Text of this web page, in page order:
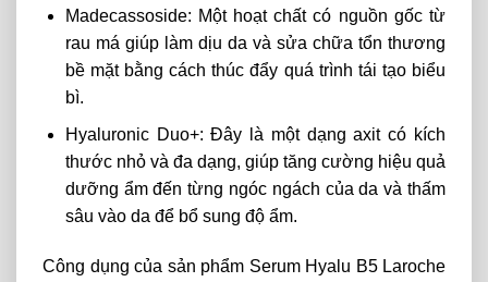
Madecassoside: Một hoạt chất có nguồn gốc từ
rau má giúp làm dịu da và sửa chữa tổn thương
bề mặt bằng cách thúc đẩy quá trình tái tạo biểu
bì.
Hyaluronic Duo+: Đây là một dạng axit có kích
thước nhỏ và đa dạng, giúp tăng cường hiệu quả
dưỡng ẩm đến từng ngóc ngách của da và thấm
sâu vào da để bổ sung độ ẩm.
Công dụng của sản phẩm Serum Hyalu B5 Laroche